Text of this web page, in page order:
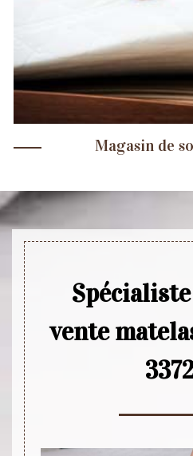
Magasin de
vente